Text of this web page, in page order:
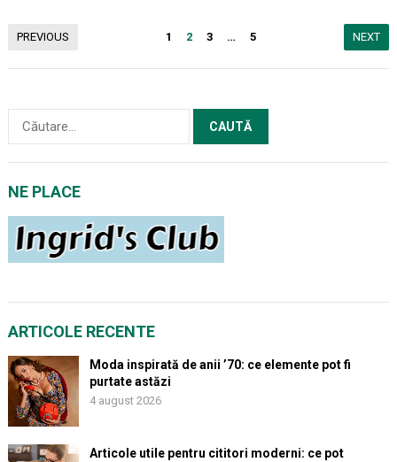
Paginație
PREVIOUS 1 2 3 … 5 NEXT
Caută
NE PLACE
ARTICOLE RECENTE
Moda inspirată de anii ’70: ce elemente pot fi
purtate astăzi
4 august 2026
Articole utile pentru cititori moderni: ce pot